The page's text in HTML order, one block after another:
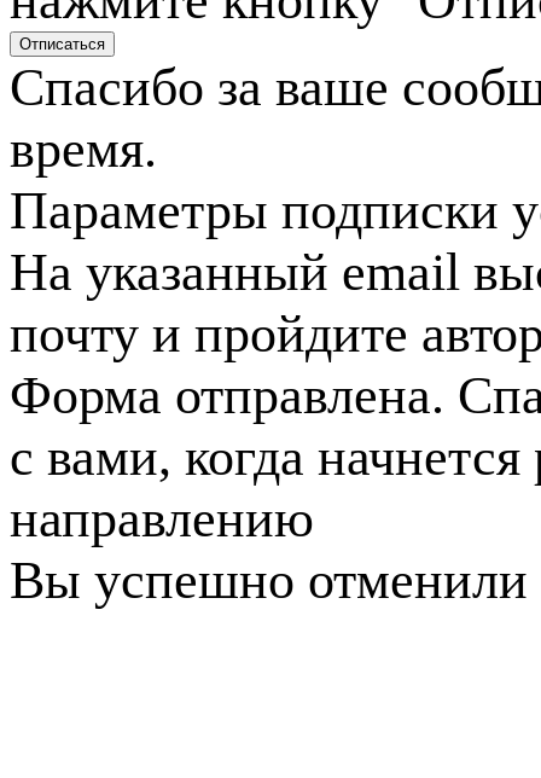
Спасибо за ваше
время.
Параметры подписки
На указанный email
почту и пройдите
Форма отправлена.
с вами, когда
направлению
Вы успешно отменили